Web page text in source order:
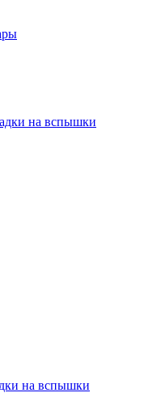
на вспышки
на вспышки